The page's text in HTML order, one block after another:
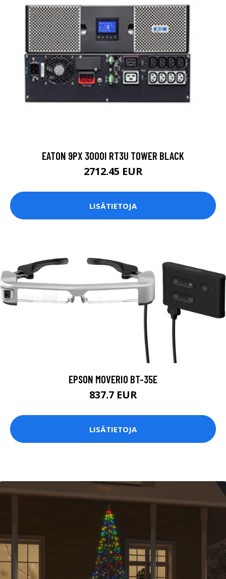
EATON 9PX 3000I RT3U TOWER BLACK
2712.45 EUR
LISÄTIETOJA
EPSON MOVERIO BT-35E
837.7 EUR
LISÄTIETOJA